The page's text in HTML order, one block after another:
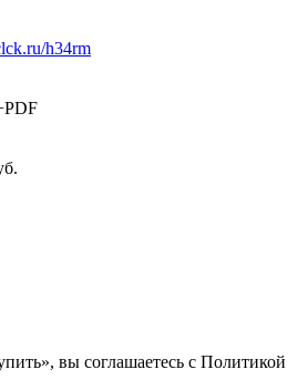
h34rm
вы соглашаетесь с Политикой